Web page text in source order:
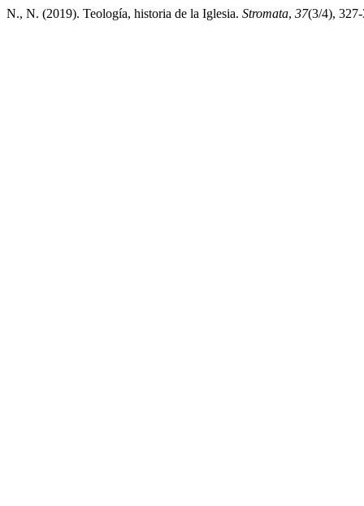
N., N. (2019). Teología, historia de la Iglesia. Stromata, 37(3/4),